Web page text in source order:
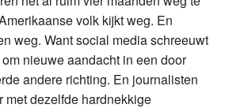
volk kijkt weg. En
weg. Want social media schreeuwt
nieuwe aandacht in een door
andere richting. En journalisten
met dezelfde hardnekkige